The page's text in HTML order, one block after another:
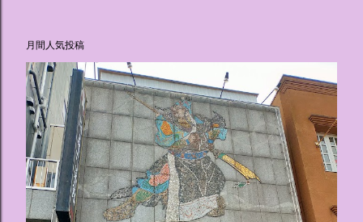
月間人気投稿